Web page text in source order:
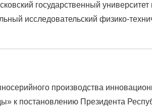
государственный университет
исследовательский физико-
производства
к постановлению Президента